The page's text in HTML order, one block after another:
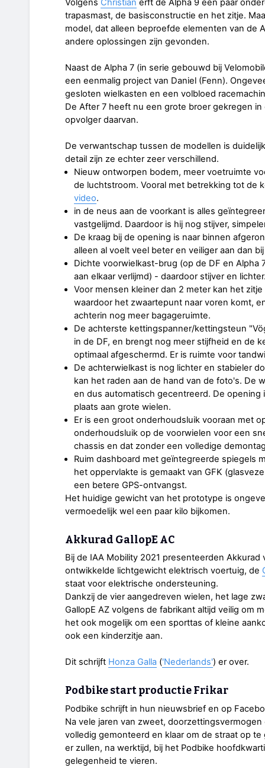
Volgens Christian erft de Alpha 9 een paar
trapasmast, de basisconstructie en het zitje.
model, dat alleen beproefde elementen van de
andere oplossingen zijn gevonden.
Naast de Alpha 7 (in serie gebouwd bij
een eenmalig project van Daniel (Fenn).
gesloten wielkasten en een volbloed
De After 7 heeft nu een grote broer gekregen
opvolger daarvan.
De verwantschap tussen de modellen is
detail zijn ze echter zeer verschillend.
Nieuw ontworpen bodem, meer voetruimte
de luchtstroom. Vooral met betrekking tot de
video.
in de neus aan de voorkant is alles
vastgelijmd. Daardoor is hij nog stijver,
De kraag bij de opening is naar binnen
alleen al voelt veel beter en veiliger aan dan
Dichte voorwielkast-brug (op de DF en
aan elkaar verlijmd) - daardoor stijver en
Voor mensen kleiner dan 2 meter kan het
waardoor het zwaartepunt naar voren komt,
achterin nog meer bagageruimte.
De achterste kettingspanner/kettingsteun
in de DF, en brengt nog meer stijfheid en de
optimaal afgeschermd. Er is ruimte voor
De achterwielkast is nog lichter en stabieler
kan het raden aan de hand van de foto's. De
en dus automatisch gecentreerd. De
plaats aan grote wielen.
Er is een groot onderhoudsluik vooraan met
onderhoudsluik op de voorwielen voor een
chassis en dat zonder een volledige
Ruim dashboard met geïntegreerde spiegels
het oppervlakte is gemaakt van GFK
een betere GPS-ontvangst.
Het huidige gewicht van het prototype is
vermoedelijk wel een paar kilo bijkomen.
Akkurad GallopE AC
Bij de IAA Mobility 2021 presenteerden
ontwikkelde lichtgewicht elektrisch voertuig, de
staat voor elektrische ondersteuning.
Dankzij de vier aangedreven wielen, het lage
GallopE AZ volgens de fabrikant altijd veilig om
het ook mogelijk om een sporttas of kleine
ook een kinderzitje aan.
Dit schrijft Honza Galla ('Nederlands') er over.
Podbike start productie Frikar
Podbike schrijft in hun nieuwsbrief en op
Na vele jaren van zweet,
volledig gemonteerd en klaar om de straat op
er zullen, na werktijd, bij het Podbike
gelegenheid te vieren.